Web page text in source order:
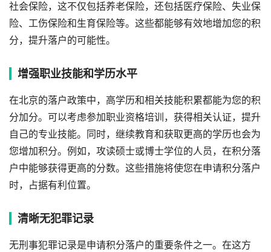
社会保险，这不仅包括养老保险，还包括医疗保险、失业保
险、工伤保险和生育保险等。这些都能够有效地增加您的积
分，提升落户的可能性。
增强职业技能和学历水平
在北京的落户政策中，高学历和相关技能积累都能为您的积
分加分。可以考虑参加职业资格培训，获得相关认证，提升
自己的专业技能。同时，继续教育和获取更高的学历也会为
您增加积分。例如，攻读硕士或博士学位的人员，在积分落
户中能够获得更高的分数。这些措施将使您在申请积分落户
时，占据有利位置。
清晰无犯罪记录
无刑事犯罪记录是申请积分落户的重要条件之一。在这方